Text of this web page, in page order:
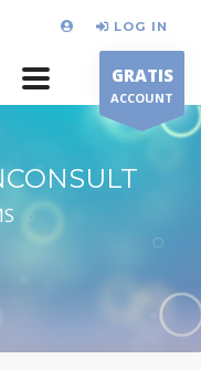
LOG IN
GRATIS
ACCOUNT